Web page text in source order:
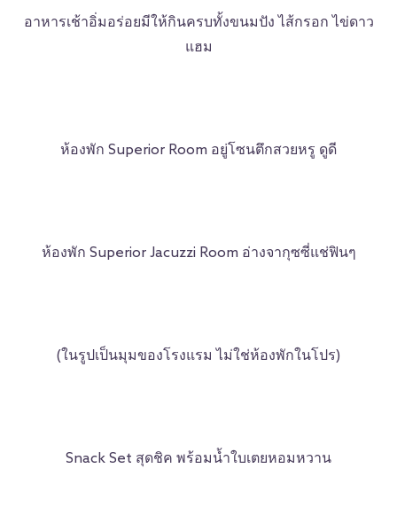
อาหารเช้าอิ่มอร่อยมีให้กินครบทั้งขนมปัง ไส้กรอก ไข่ดาว
แฮม
ห้องพัก Superior Room อยู่โซนตึกสวยหรู ดูดี
ห้องพัก Superior Jacuzzi Room อ่างจากุซซี่แช่ฟินๆ
(ในรูปเป็นมุมของโรงแรม ไม่ใช่ห้องพักในโปร)
Snack Set สุดชิค พร้อมน้ำใบเตยหอมหวาน